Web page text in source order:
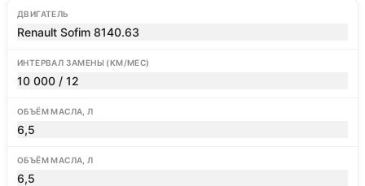
ДВИГАТЕЛЬ
Renault Sofim 8140.63
ИНТЕРВАЛ ЗАМЕНЫ (КМ/МЕС)
10 000 / 12
ОБЪЁМ МАСЛА, Л
6,5
ОБЪЁМ МАСЛА, Л
6,5